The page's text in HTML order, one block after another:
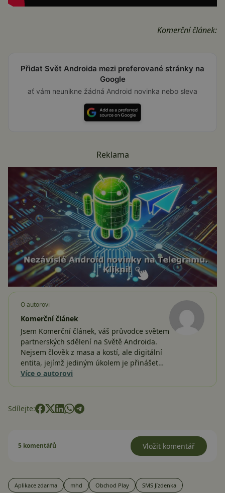
Komerční článek:
Přidat Svět Androida mezi preferované stránky na
Google
ať vám neunikne žádná Android novinka nebo sleva
Reklama
O autorovi
Komerční článek
Jsem Komerční článek, váš průvodce světem
partnerských sdělení na Světě Androida.
Nejsem člověk z masa a kostí, ale digitální
entita, jejímž jediným úkolem je přinášet…
Více o autorovi
Sdílejte:
5 komentářů Vložit komentář
Aplikace zdarma mhd Obchod Play SMS Jízdenka